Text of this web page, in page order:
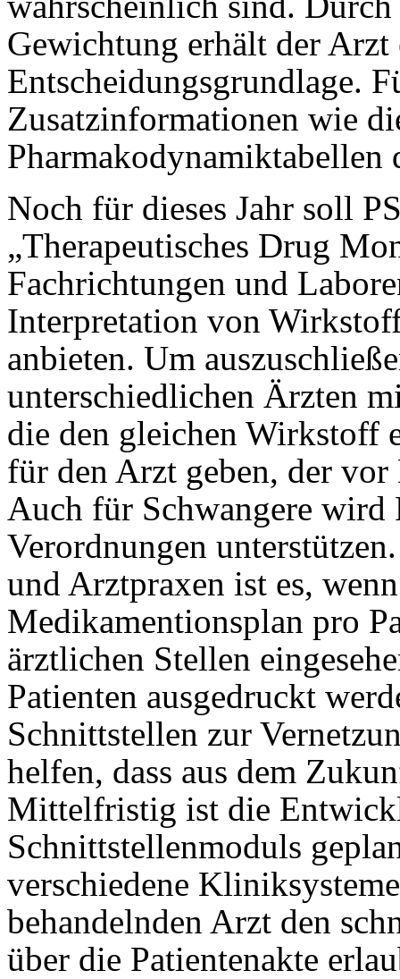
Gewichtung erhält der Arzt
Entscheidungsgrundlage.
Zusatzinformationen wie
Pharmakodynamiktabellen
Noch für dieses Jahr soll
„Therapeutisches Drug
Fachrichtungen und
Interpretation von
anbieten. Um
unterschiedlichen Ärzten
die den gleichen Wirkstoff
für den Arzt geben, der
Auch für Schwangere wird
Verordnungen
und Arztpraxen ist es,
Medikamentionsplan pro
ärztlichen Stellen
Patienten ausgedruckt
Schnittstellen zur
helfen, dass aus dem
Mittelfristig ist die
Schnittstellenmoduls
verschiedene
behandelnden Arzt den
über die Patientenakte